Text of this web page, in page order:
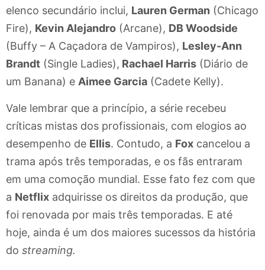
elenco secundário inclui, Lauren German (Chicago
Fire), Kevin Alejandro (Arcane), DB Woodside
(Buffy – A Caçadora de Vampiros), Lesley-Ann
Brandt (Single Ladies), Rachael Harris (Diário de
um Banana) e Aimee Garcia (Cadete Kelly).
Vale lembrar que a princípio, a série recebeu
críticas mistas dos profissionais, com elogios ao
desempenho de Ellis. Contudo, a Fox cancelou a
trama após três temporadas, e os fãs entraram
em uma comoção mundial. Esse fato fez com que
a Netflix adquirisse os direitos da produção, que
foi renovada por mais três temporadas. E até
hoje, ainda é um dos maiores sucessos da história
do streaming.